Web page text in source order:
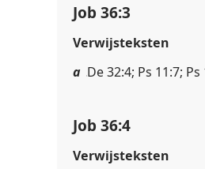
Job 36:3
Verwijsteksten
a De 32:4; Ps 11:7;
Job 36:4
Verwijsteksten